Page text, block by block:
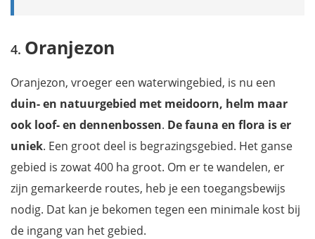
Oranjezon
Oranjezon, vroeger een waterwingebied, is nu een
duin- en natuurgebied met meidoorn, helm maar
ook loof- en dennenbossen. De fauna en flora is er
uniek. Een groot deel is begrazingsgebied. Het ganse
gebied is zowat 400 ha groot. Om er te wandelen, er
zijn gemarkeerde routes, heb je een toegangsbewijs
nodig. Dat kan je bekomen tegen een minimale kost bij
de ingang van het gebied.